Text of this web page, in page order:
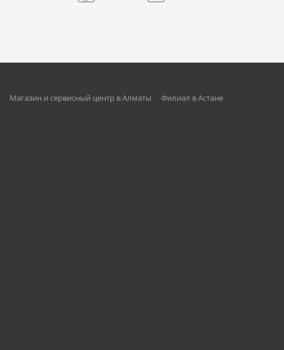
Магазин и сервисный центр в Алматы Филиал в Астане